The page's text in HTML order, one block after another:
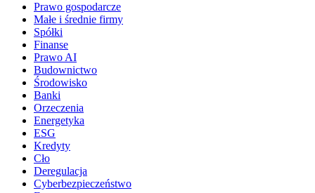
Prawo gospodarcze
Małe i średnie firmy
Spółki
Finanse
Prawo AI
Budownictwo
Środowisko
Banki
Orzeczenia
Energetyka
ESG
Kredyty
Cło
Deregulacja
Cyberbezpieczeństwo